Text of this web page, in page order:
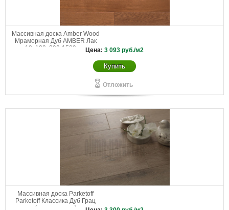
Массивная доска Amber Wood
Мраморная Дуб AMBER Лак
18х120х300-1500 ммЦена: 3 093 руб./м2
Купить
Отложить
Массивная доска Parketoff
Parketoff Классика Дуб Грац
(разнодлинка)